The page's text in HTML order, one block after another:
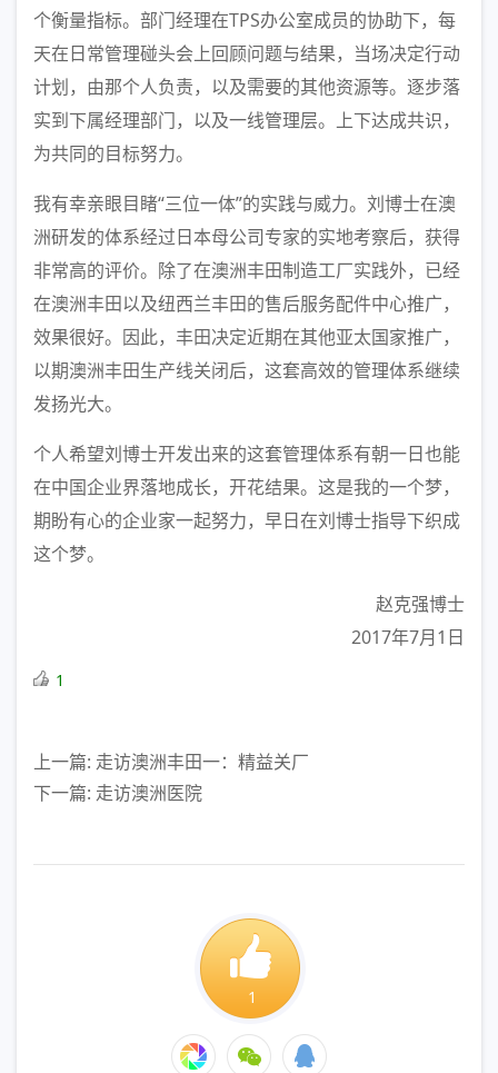
个衡量指标。部门经理在TPS办公室成员的协助下，每
天在日常管理碰头会上回顾问题与结果，当场决定行动
计划，由那个人负责，以及需要的其他资源等。逐步落
实到下属经理部门，以及一线管理层。上下达成共识，
为共同的目标努力。
我有幸亲眼目睹“三位一体”的实践与威力。刘博士在澳
洲研发的体系经过日本母公司专家的实地考察后，获得
非常高的评价。除了在澳洲丰田制造工厂实践外，已经
在澳洲丰田以及纽西兰丰田的售后服务配件中心推广，
效果很好。因此，丰田决定近期在其他亚太国家推广，
以期澳洲丰田生产线关闭后，这套高效的管理体系继续
发扬光大。
个人希望刘博士开发出来的这套管理体系有朝一日也能
在中国企业界落地成长，开花结果。这是我的一个梦，
期盼有心的企业家一起努力，早日在刘博士指导下织成
这个梦。
赵克强博士
2017年7月1日
1
上一篇: 走访澳洲丰田一：精益关厂
下一篇: 走访澳洲医院
1